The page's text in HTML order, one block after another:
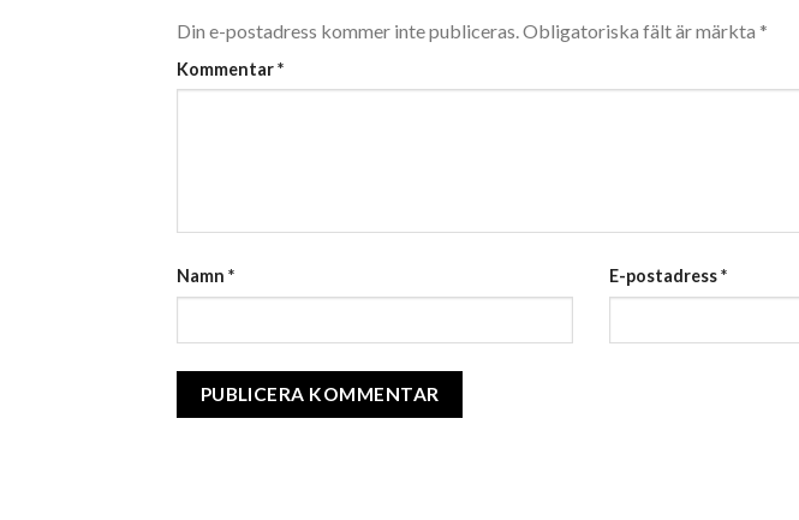
Din e-postadress kommer inte publiceras. Obligatoriska fält är märkta *
Kommentar*
Namn * E-postadress*